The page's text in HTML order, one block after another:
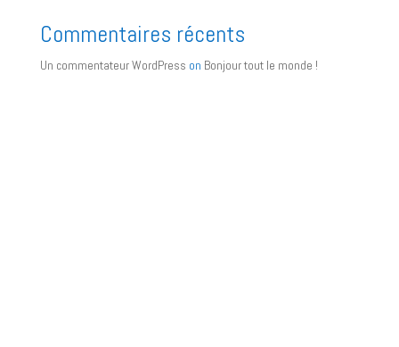
Commentaires récents
Un commentateur WordPress on Bonjour tout le monde !